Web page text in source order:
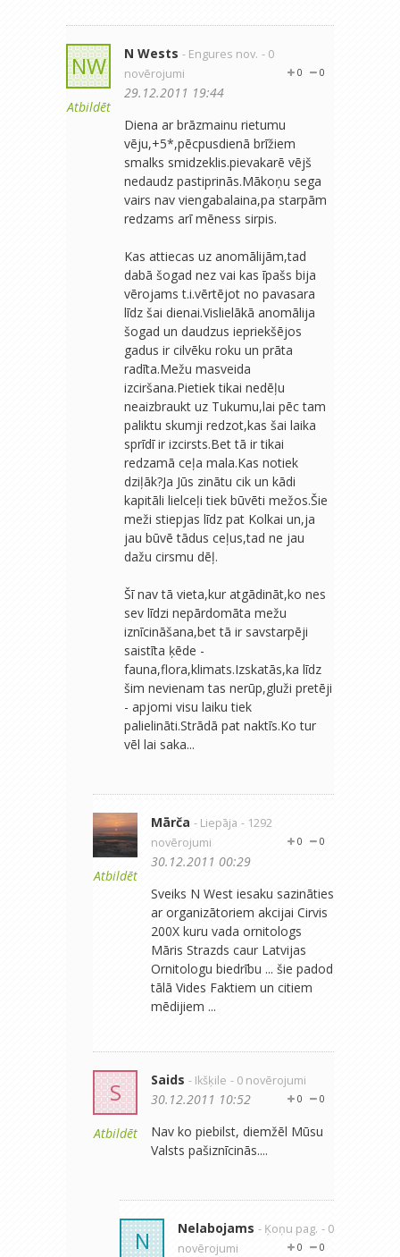
NW
Atbildēt
N Wests - Engures nov. - 0
novērojumi
0
0
29.12.2011 19:44
Diena ar brāzmainu rietumu
vēju,+5*,pēcpusdienā brīžiem
smalks smidzeklis.pievakarē vējš
nedaudz pastiprinās.Mākoņu sega
vairs nav viengabalaina,pa starpām
redzams arī mēness sirpis.
Kas attiecas uz anomālijām,tad
dabā šogad nez vai kas īpašs bija
vērojams t.i.vērtējot no pavasara
līdz šai dienai.Vislielākā anomālija
šogad un daudzus iepriekšējos
gadus ir cilvēku roku un prāta
radīta.Mežu masveida
izciršana.Pietiek tikai nedēļu
neaizbraukt uz Tukumu,lai pēc tam
paliktu skumji redzot,kas šai laika
sprīdī ir izcirsts.Bet tā ir tikai
redzamā ceļa mala.Kas notiek
dziļāk?Ja Jūs zinātu cik un kādi
kapitāli lielceļi tiek būvēti mežos.Šie
meži stiepjas līdz pat Kolkai un,ja
jau būvē tādus ceļus,tad ne jau
dažu cirsmu dēļ.
Šī nav tā vieta,kur atgādināt,ko nes
sev līdzi nepārdomāta mežu
iznīcināšana,bet tā ir savstarpēji
saistīta ķēde -
fauna,flora,klimats.Izskatās,ka līdz
šim nevienam tas nerūp,gluži pretēji
- apjomi visu laiku tiek
palielināti.Strādā pat naktīs.Ko tur
vēl lai saka...
Atbildēt
Mārča - Liepāja - 1292
novērojumi
0
0
30.12.2011 00:29
Sveiks N West iesaku sazināties
ar organizātoriem akcijai Cirvis
200X kuru vada ornitologs
Māris Strazds caur Latvijas
Ornitologu biedrību ... šie padod
tālā Vides Faktiem un citiem
mēdijiem ...
S
Atbildēt
Saids - Ikšķile - 0 novērojumi
0
0
30.12.2011 10:52
Nav ko piebilst, diemžēl Mūsu
Valsts pašiznīcinās....
N Nelabojams - Ķoņu pag. - 0
novērojumi
0
0